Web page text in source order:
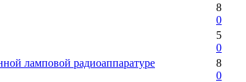
8
0
5
0
ламповой радиоаппаратуре
8
0